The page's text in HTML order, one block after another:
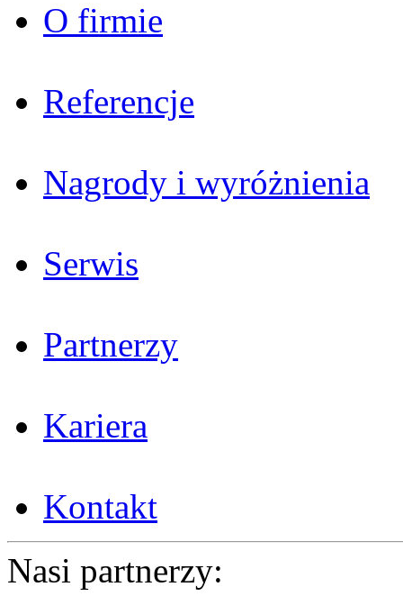
O firmie
Referencje
Nagrody i wyróżnienia
Serwis
Partnerzy
Kariera
Kontakt
Nasi partnerzy: